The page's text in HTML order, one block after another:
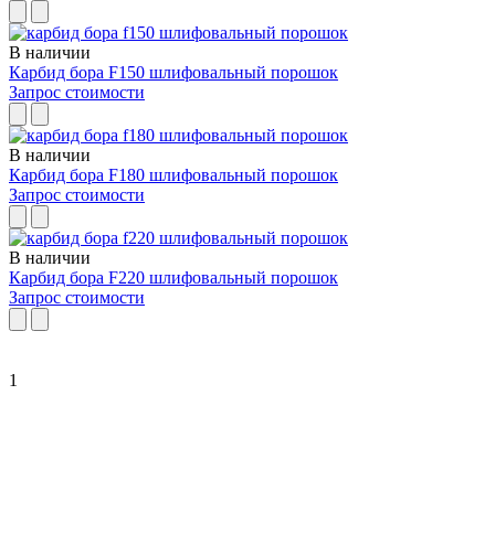
В наличии
Карбид бора F150 шлифовальный порошок
Запрос стоимости
В наличии
Карбид бора F180 шлифовальный порошок
Запрос стоимости
В наличии
Карбид бора F220 шлифовальный порошок
Запрос стоимости
1